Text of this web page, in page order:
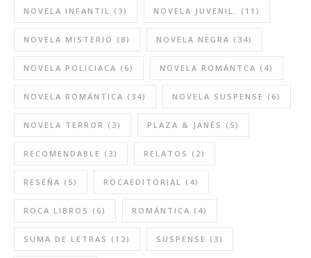
NOVELA INFANTIL (3) NOVELA JUVENIL. (11)
NOVELA MISTERIO (8) NOVELA NEGRA (34)
NOVELA POLICIACA (6) NOVELA ROMÁNTCA (4)
NOVELA ROMÁNTICA (34) NOVELA SUSPENSE (6)
NOVELA TERROR (3) PLAZA & JANÉS (5)
RECOMENDABLE (3) RELATOS (2)
RESEÑA (5) ROCAEDITORIAL (4)
ROCA LIBROS (6) ROMÁNTICA (4)
SUMA DE LETRAS (12) SUSPENSE (3)